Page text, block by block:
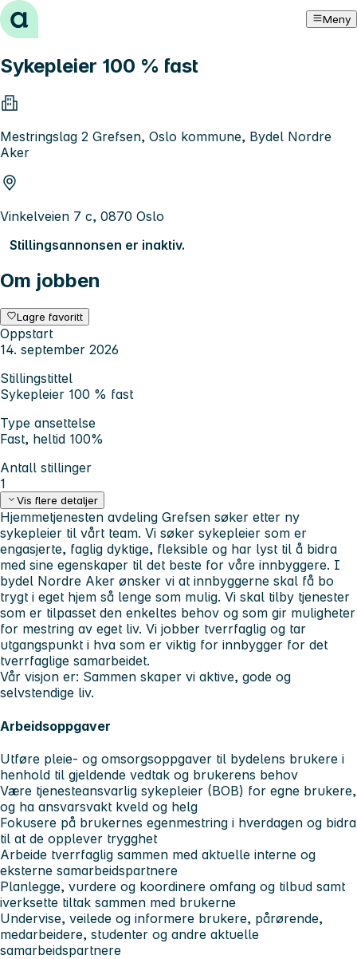
Hopp til innhold Meny
Sykepleier 100 % fast
Mestringslag 2 Grefsen, Oslo kommune, Bydel Nordre
Aker
Vinkelveien 7 c, 0870 Oslo
Stillingsannonsen er inaktiv.
Om jobben
Lagre favoritt
Oppstart
14. september 2026
Stillingstittel
Sykepleier 100 % fast
Type ansettelse
Fast, heltid 100%
Antall stillinger
1
Vis flere detaljer
Hjemmetjenesten avdeling Grefsen søker etter ny
sykepleier til vårt team. Vi søker sykepleier som er
engasjerte, faglig dyktige, fleksible og har lyst til å bidra
med sine egenskaper til det beste for våre innbyggere. I
bydel Nordre Aker ønsker vi at innbyggerne skal få bo
trygt i eget hjem så lenge som mulig. Vi skal tilby tjenester
som er tilpasset den enkeltes behov og som gir muligheter
for mestring av eget liv. Vi jobber tverrfaglig og tar
utgangspunkt i hva som er viktig for innbygger for det
tverrfaglige samarbeidet.
Vår visjon er: Sammen skaper vi aktive, gode og
selvstendige liv.
Arbeidsoppgaver
Utføre pleie- og omsorgsoppgaver til bydelens brukere i
henhold til gjeldende vedtak og brukerens behov
Være tjenesteansvarlig sykepleier (BOB) for egne brukere,
og ha ansvarsvakt kveld og helg
Fokusere på brukernes egenmestring i hverdagen og bidra
til at de opplever trygghet
Arbeide tverrfaglig sammen med aktuelle interne og
eksterne samarbeidspartnere
Planlegge, vurdere og koordinere omfang og tilbud samt
iverksette tiltak sammen med brukerne
Undervise, veilede og informere brukere, pårørende,
medarbeidere, studenter og andre aktuelle
samarbeidspartnere